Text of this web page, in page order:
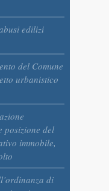
edilizi
del Comune
urbanistico
posizione del
immobile,
di